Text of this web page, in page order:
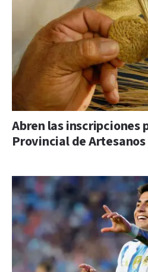
Abren las inscripciones
Provincial de Artesanos